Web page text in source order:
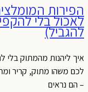
הפירות
לאכול בלי
להגביל)
איך ליהנות מהמתוק בלי
לכם משהו מתוק, קריר
– הם נראים